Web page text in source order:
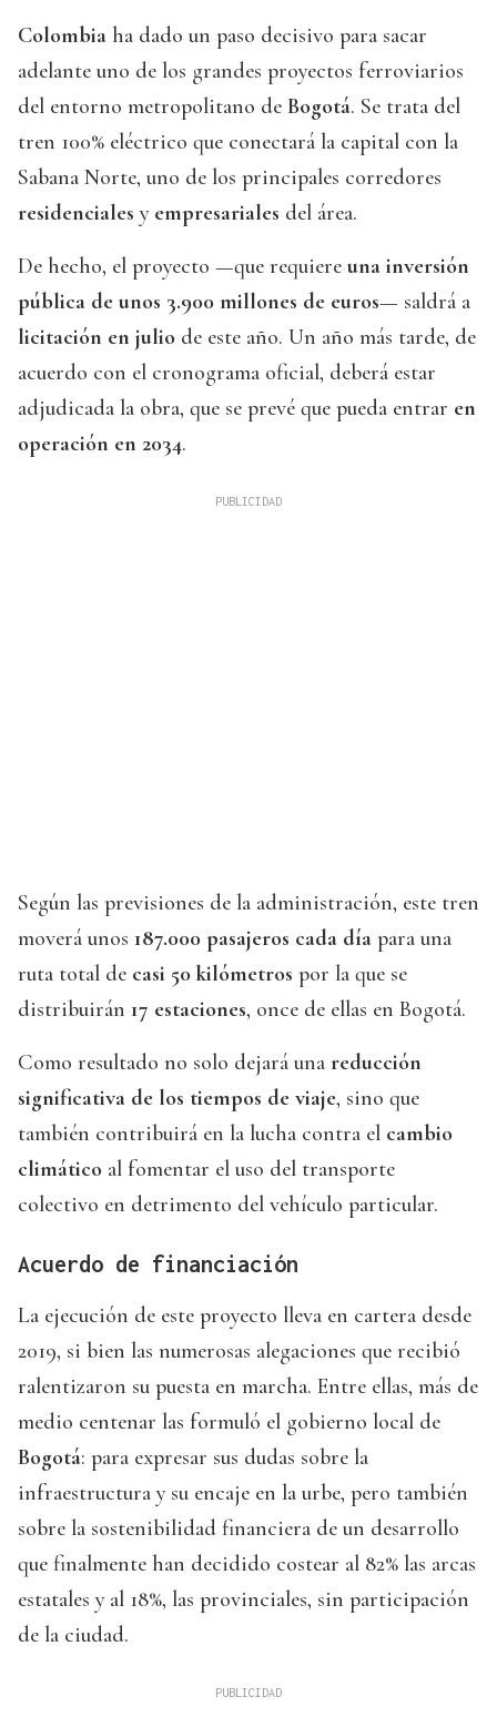
Colombia ha dado un paso decisivo para sacar
adelante uno de los grandes proyectos ferroviarios
del entorno metropolitano de Bogotá. Se trata del
tren 100% eléctrico que conectará la capital con la
Sabana Norte, uno de los principales corredores
residenciales y empresariales del área.
De hecho, el proyecto —que requiere una inversión
pública de unos 3.900 millones de euros— saldrá a
licitación en julio de este año. Un año más tarde, de
acuerdo con el cronograma oficial, deberá estar
adjudicada la obra, que se prevé que pueda entrar en
operación en 2034.
Según las previsiones de la administración, este tren
moverá unos 187.000 pasajeros cada día para una
ruta total de casi 50 kilómetros por la que se
distribuirán 17 estaciones, once de ellas en Bogotá.
Como resultado no solo dejará una reducción
significativa de los tiempos de viaje, sino que
también contribuirá en la lucha contra el cambio
climático al fomentar el uso del transporte
colectivo en detrimento del vehículo particular.
Acuerdo de financiación
La ejecución de este proyecto lleva en cartera desde
2019, si bien las numerosas alegaciones que recibió
ralentizaron su puesta en marcha. Entre ellas, más de
medio centenar las formuló el gobierno local de
Bogotá: para expresar sus dudas sobre la
infraestructura y su encaje en la urbe, pero también
sobre la sostenibilidad financiera de un desarrollo
que finalmente han decidido costear al 82% las arcas
estatales y al 18%, las provinciales, sin participación
de la ciudad.